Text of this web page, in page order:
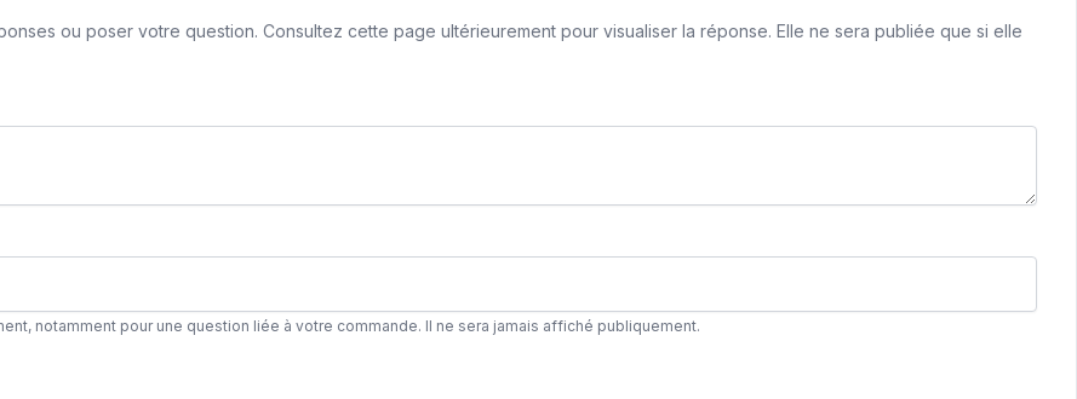
ou poser votre question. Consultez cette page ultérieurement pour visualiser la réponse. Elle ne sera publiée que si elle
notamment pour une question liée à votre commande. Il ne sera jamais affiché publiquement.